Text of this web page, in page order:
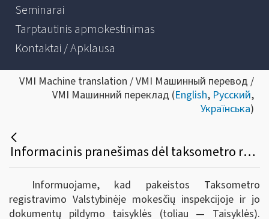
Seminarai
Tarptautinis apmokestinimas
Kontaktai / Apklausa
VMI Machine translation / VMI Машинный перевод /
VMI Машинний переклад (English, Русский,
Українська)
Informacinis pranešimas dėl taksometro registravimo VMI ir jo dokumentų pildymo taisyklių pakeitimo
Informuojame, kad pakeistos Taksometro
registravimo Valstybinėje mokesčių inspekcijoje ir jo
dokumentų pildymo taisyklės (toliau — Taisyklės).